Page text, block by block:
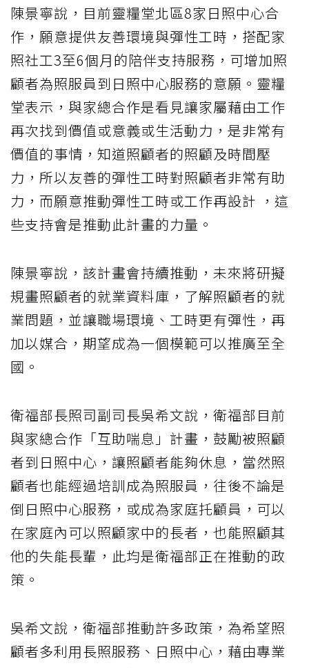
陳景寧說，目前靈糧堂北區8家日照中心合
作，願意提供友善環境與彈性工時，搭配家
照社工3至6個月的陪伴支持服務，可增加照
顧者為照服員到日照中心服務的意願。靈糧
堂表示，與家總合作是看見讓家屬藉由工作
再次找到價值或意義或生活動力，是非常有
價值的事情，知道照顧者的照顧及時間壓
力，所以友善的彈性工時對照顧者非常有助
力，而願意推動彈性工時或工作再設計 ，這
些支持會是推動此計畫的力量。
陳景寧說，該計畫會持續推動，未來將研擬
規畫照顧者的就業資料庫，了解照顧者的就
業問題，並讓職場環境、工時更有彈性，再
加以媒合，期望成為一個模範可以推廣至全
國。
衛福部長照司副司長吳希文說，衛福部目前
與家總合作「互助喘息」計畫，鼓勵被照顧
者到日照中心，讓照顧者能夠休息，當然照
顧者也能經過培訓成為照服員，往後不論是
倒日照中心服務，或成為家庭托顧員，可以
在家庭內可以照顧家中的長者，也能照顧其
他的失能長輩，此均是衛福部正在推動的政
策。
吳希文說，衛福部推動許多政策，為希望照
顧者多利用長照服務、日照中心，藉由專業